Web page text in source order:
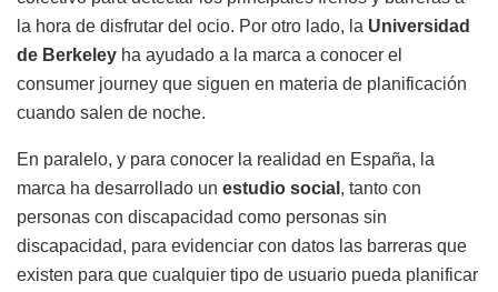
la hora de disfrutar del ocio. Por otro lado, la Universidad
de Berkeley ha ayudado a la marca a conocer el
consumer journey que siguen en materia de planificación
cuando salen de noche.
En paralelo, y para conocer la realidad en España, la
marca ha desarrollado un estudio social , tanto con
personas con discapacidad como personas sin
discapacidad, para evidenciar con datos las barreras que
existen para que cualquier tipo de usuario pueda planificar